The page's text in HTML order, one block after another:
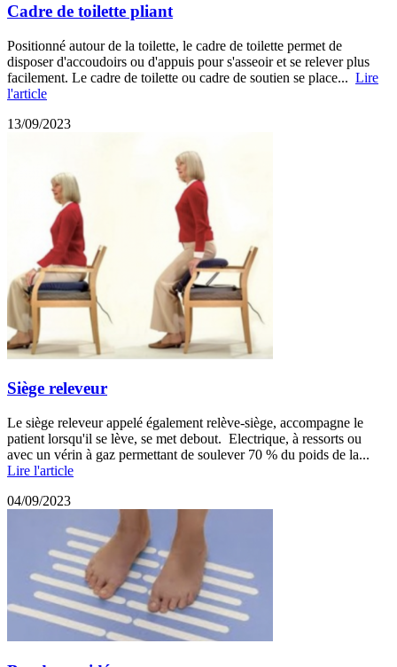
Cadre de toilette pliant
Positionné autour de la toilette, le cadre de toilette permet de
disposer d'accoudoirs ou d'appuis pour s'asseoir et se relever plus
facilement. Le cadre de toilette ou cadre de soutien se place... Lire
l'article
13/09/2023
Siège releveur
Le siège releveur appelé également relève-siège, accompagne le
patient lorsqu'il se lève, se met debout. Electrique, à ressorts ou
avec un vérin à gaz permettant de soulever 70 % du poids de la...
Lire l'article
04/09/2023